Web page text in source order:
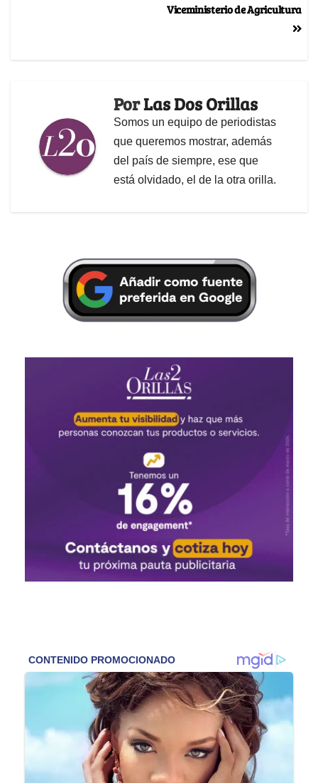
Viceministerio de Agricultura
PorLas Dos Orillas
Somos un equipo de periodistas
que queremos mostrar, además
del país de siempre, ese que
está olvidado, el de la otra orilla.